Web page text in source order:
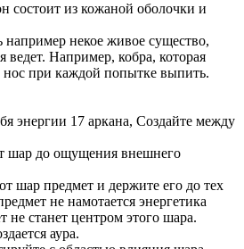
состоит из кожаной оболочки и
например некое живое существо,
ведет. Например, кобра, которая
нос при каждой попытке выпить.
энергии 17 аркана, Создайте между
шар до ощущения внешнего
шар предмет и держите его до тех
не намотается энергетика
не станет центром этого шара.
аура.